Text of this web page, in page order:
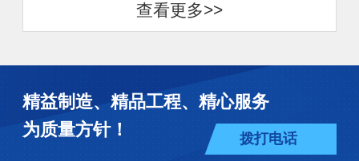
查看更多>>
精益制造、精品工程、精心服务
为质量方针！
拨打电话